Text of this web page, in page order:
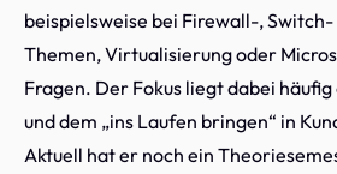
beispielsweise bei Firewall-,
Themen, Virtualisierung oder
Fragen. Der Fokus liegt dabei
und dem „ins Laufen bringen“ in
Aktuell hat er noch ein